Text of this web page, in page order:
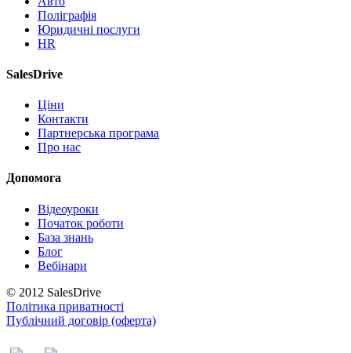
Поліграфія
Юридичні послуги
HR
SalesDrive
Ціни
Контакти
Партнерська програма
Про нас
Допомога
Відеоуроки
Початок роботи
База знань
Блог
Вебінари
© 2012 SalesDrive
Політика приватності
Публічний договір (оферта)